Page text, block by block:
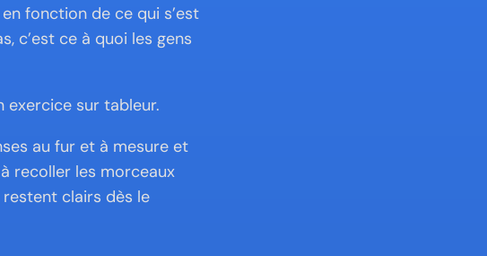
fonction de ce qui s’est
c’est ce à quoi les gens
exercice sur tableur.
au fur et à mesure et
recoller les morceaux
clairs dès le